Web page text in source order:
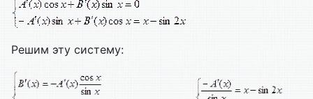
Решим эту систему: